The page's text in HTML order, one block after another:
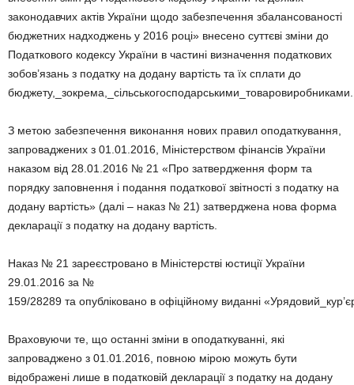
законодавчих актів України щодо забезпечення збалансованості
бюджетних надходжень у 2016 році» внесено суттєві зміни до
Податкового кодексу України в частині визначення податкових
зобов’язань з податку на додану вартість та їх сплати до
З метою забезпечення виконання нових правил оподаткування,
запроваджених з 01.01.2016, Міністерством фінансів України
наказом від 28.01.2016 № 21 «Про затвердження форм та
порядку заповнення і подання податкової звітності з податку на
додану вартість» (далі – наказ № 21) затверджена нова форма
декларації з податку на додану вартість.
Наказ № 21 зареєстровано в Міністерстві юстиції України
29.01.2016 за №
159/28289 та опубліковано в офіційному виданні
Враховуючи те, що останні зміни в оподаткуванні, які
запроваджено з 01.01.2016, повною мірою можуть бути
відображені лише в податковій декларації з податку на додану